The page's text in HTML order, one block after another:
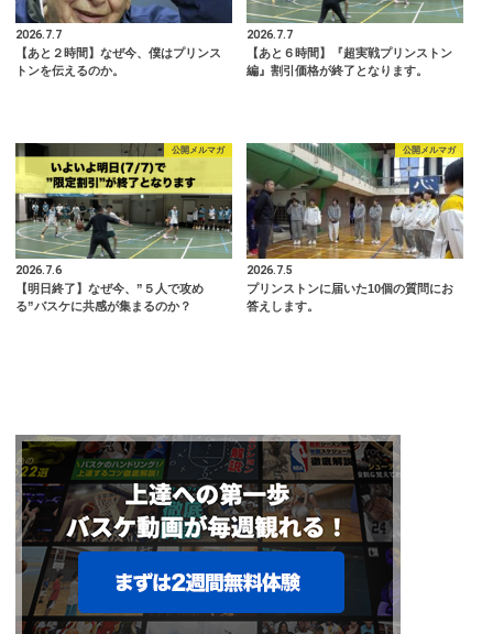
2026.7.7
【あと２時間】なぜ今、僕はプリンス
トンを伝えるのか。
2026.7.7
【あと６時間】『超実戦プリンストン
編』割引価格が終了となります。
公開メルマガ
2026.7.6
【明日終了】なぜ今、”５人で攻め
る”バスケに共感が集まるのか？
公開メルマガ
2026.7.5
プリンストンに届いた10個の質問にお
答えします。